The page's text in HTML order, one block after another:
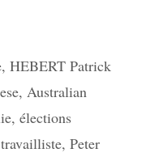
, HEBERT Patrick
, Australian
, élections
, Peter